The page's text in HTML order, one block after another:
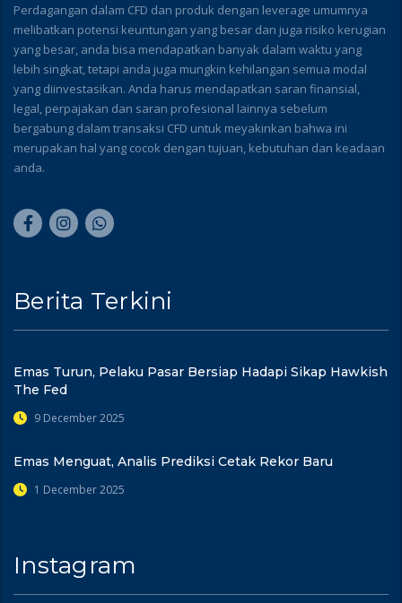
Perdagangan dalam CFD dan produk dengan leverage umumnya
melibatkan potensi keuntungan yang besar dan juga risiko kerugian
yang besar, anda bisa mendapatkan banyak dalam waktu yang
lebih singkat, tetapi anda juga mungkin kehilangan semua modal
yang diinvestasikan. Anda harus mendapatkan saran finansial,
legal, perpajakan dan saran profesional lainnya sebelum
bergabung dalam transaksi CFD untuk meyakinkan bahwa ini
merupakan hal yang cocok dengan tujuan, kebutuhan dan keadaan
anda.
Berita Terkini
Emas Turun, Pelaku Pasar Bersiap Hadapi Sikap Hawkish
The Fed
9 December 2025
Emas Menguat, Analis Prediksi Cetak Rekor Baru
1 December 2025
Instagram